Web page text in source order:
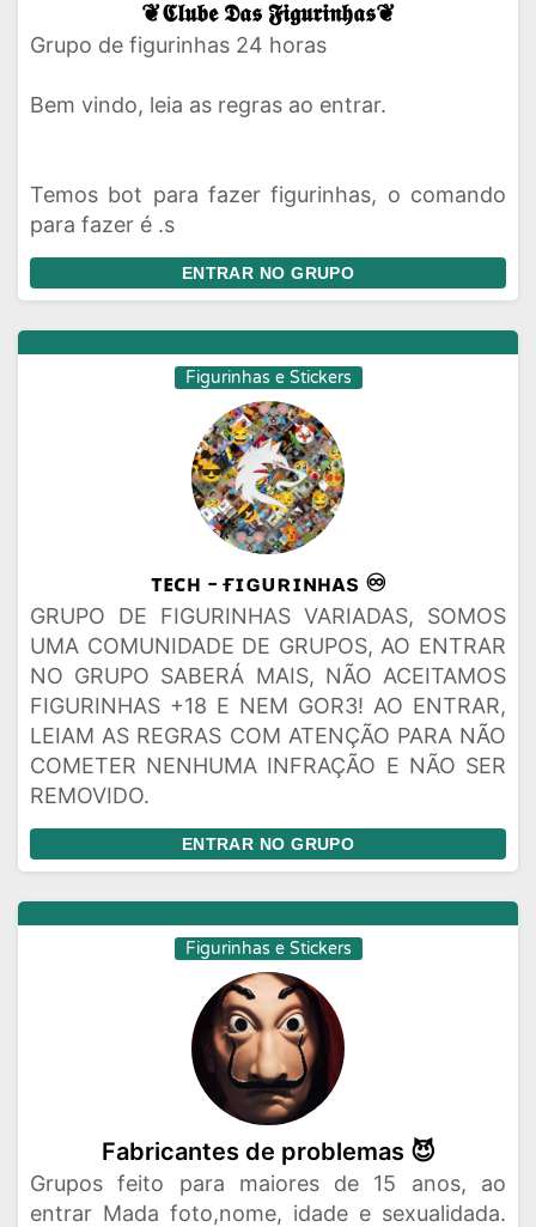
❦𝕮𝖑𝖚𝖇𝖊 𝕯𝖆𝖘 𝕱𝖎𝖌𝖚𝖗𝖎𝖓𝖍𝖆𝖘❦
Grupo de figurinhas 24 horas
Bem vindo, leia as regras ao entrar.
Temos bot para fazer figurinhas, o comando
para fazer é .s
ENTRAR NO GRUPO
Figurinhas e Stickers
ᴛᴇᴄʜ - ғɪɢᴜʀɪɴʜᴀs ♾️
GRUPO DE FIGURINHAS VARIADAS, SOMOS
UMA COMUNIDADE DE GRUPOS, AO ENTRAR
NO GRUPO SABERÁ MAIS, NÃO ACEITAMOS
FIGURINHAS +18 E NEM GOR3! AO ENTRAR,
LEIAM AS REGRAS COM ATENÇÃO PARA NÃO
COMETER NENHUMA INFRAÇÃO E NÃO SER
REMOVIDO.
ENTRAR NO GRUPO
Figurinhas e Stickers
Fabricantes de problemas 😈
Grupos feito para maiores de 15 anos, ao
entrar Mada foto,nome, idade e sexualidada.